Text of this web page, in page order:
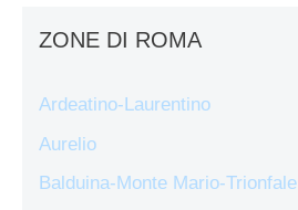
ZONE DI ROMA
Ardeatino-Laurentino
Aurelio
Balduina-Monte Mario-Trionfale